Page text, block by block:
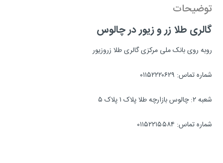
توضیحات
گالری طلا زر و زیور در چالوس
روبه روی بانک ملی مرکزی گالری طلا زروزیور
شماره تماس: ۰۱۱۵۲۲۲۰۶۲۹
شعبه ۲: چالوس بازارچه طلا پلاک ۱ پلاک ۵
شماره تماس: ۰۱۱۵۲۲۱۵۵۸۴